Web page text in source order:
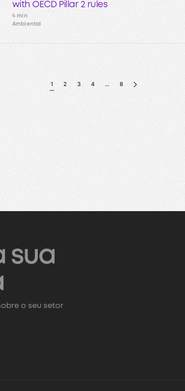
with OECD Pillar 2 rules
4 min
Ambiental
1 2 3 4 … 8
sua
o seu setor